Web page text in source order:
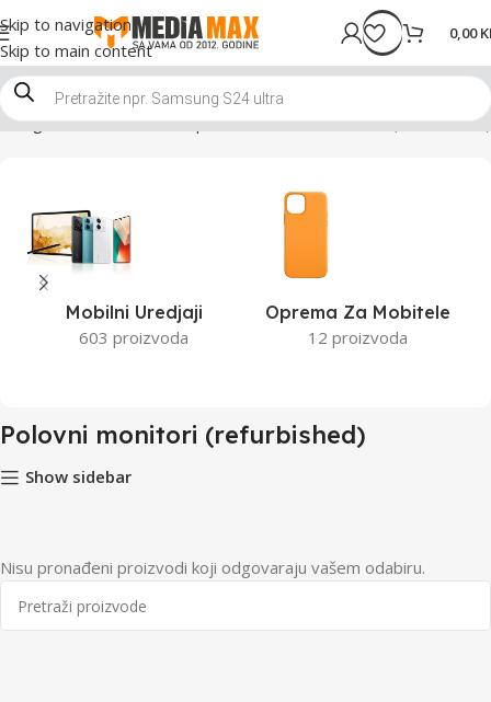
Skip to navigation
Skip to main content
0,00
Trgovina Računari i komponente Polovni monitori (refurbished)
Mobilni Uredjaji
603 proizvoda
Oprema Za Mobitele
12 proizvoda
Polovni monitori (refurbished)
Show sidebar
Nisu pronađeni proizvodi koji odgovaraju vašem odabiru.